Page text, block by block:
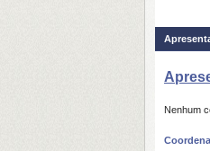
Nenhum